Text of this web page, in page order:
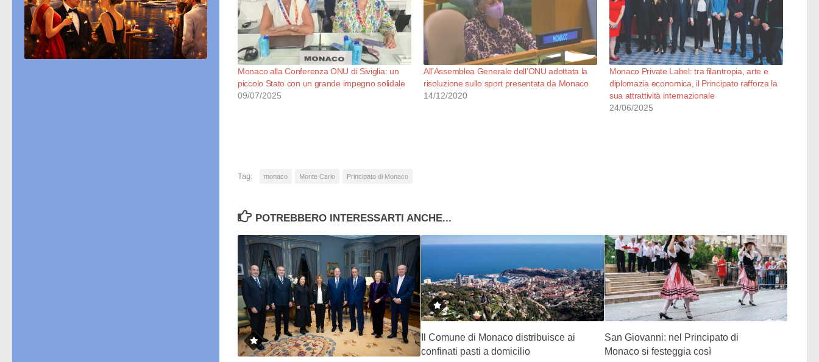
Monaco alla Conferenza ONU di Siviglia: un
piccolo Stato con un grande impegno solidale
09/07/2025
All’Assemblea Generale dell’ONU adottata la
risoluzione sullo sport presentata da Monaco
14/12/2020
Monaco Private Label: tra filantropia, arte e
diplomazia economica, il Principato rafforza la
sua attrattività internazionale
24/06/2025
Tag: monaco Monte Carlo Principato di Monaco
POTREBBERO INTERESSARTI ANCHE...
Il Comune di Monaco distribuisce ai
confinati pasti a domicilio
San Giovanni: nel Principato di
Monaco si festeggia così